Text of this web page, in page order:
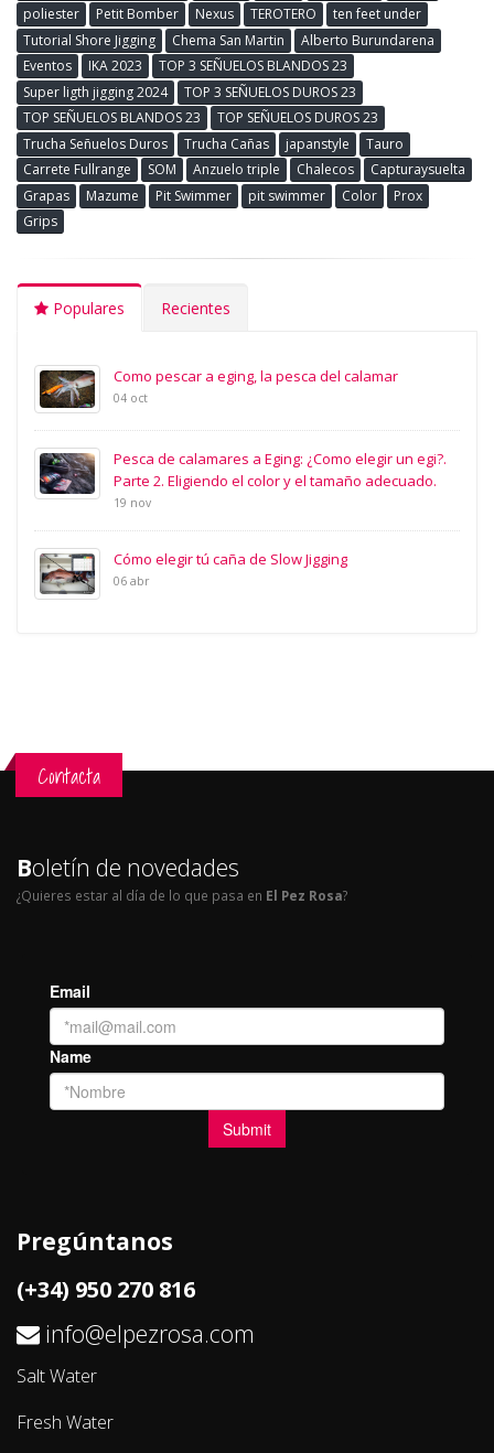
poliester
Petit Bomber Nexus TEROTERO
ten feet under
Tutorial Shore Jigging
Chema San Martin
Alberto Burundarena
Eventos
IKA 2023
TOP 3 SEÑUELOS BLANDOS 23
Super ligth jigging 2024
TOP 3 SEÑUELOS DUROS 23
TOP SEÑUELOS BLANDOS 23
TOP SEÑUELOS DUROS 23
Trucha Señuelos Duros
Trucha Cañas japanstyle
Tauro
Carrete Fullrange
SOM Anzuelo triple Chalecos
Capturaysuelta
Grapas
Mazume Pit Swimmer pit swimmer Color
Prox
Grips
Populares Recientes
Como pescar a eging, la pesca del calamar
04 oct
Pesca de calamares a Eging: ¿Como elegir un egi?.
Parte 2. Eligiendo el color y el tamaño adecuado.
19 nov
Cómo elegir tú caña de Slow Jigging
06 abr
Contacta
Boletín de novedades
¿Quieres estar al día de lo que pasa en El Pez Rosa?
Pregúntanos
(+34) 950 270 816
info@elpezrosa.com
Salt Water
Fresh Water